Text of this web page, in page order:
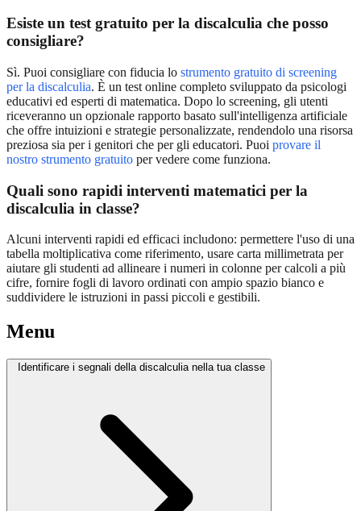
Esiste un test gratuito per la discalculia che posso
consigliare?
Sì. Puoi consigliare con fiducia lo strumento gratuito di screening
per la discalculia. È un test online completo sviluppato da psicologi
educativi ed esperti di matematica. Dopo lo screening, gli utenti
riceveranno un opzionale rapporto basato sull'intelligenza artificiale
che offre intuizioni e strategie personalizzate, rendendolo una risorsa
preziosa sia per i genitori che per gli educatori. Puoi provare il
nostro strumento gratuito per vedere come funziona.
Quali sono rapidi interventi matematici per la
discalculia in classe?
Alcuni interventi rapidi ed efficaci includono: permettere l'uso di una
tabella moltiplicativa come riferimento, usare carta millimetrata per
aiutare gli studenti ad allineare i numeri in colonne per calcoli a più
cifre, fornire fogli di lavoro ordinati con ampio spazio bianco e
suddividere le istruzioni in passi piccoli e gestibili.
Menu
Identificare i segnali della discalculia nella tua classe